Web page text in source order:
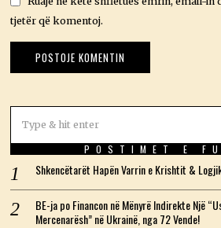
tjetër që komentoj.
POSTIMET E
Shkencëtarët Hapën Varrin e Krishtit &
BE-ja po Financon në Mënyrë Indirekte Një
Mercenarësh” në Ukrainë, nga 72 Vende!